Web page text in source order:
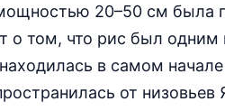
20–50 см была
о том, что рис был
в самом
от